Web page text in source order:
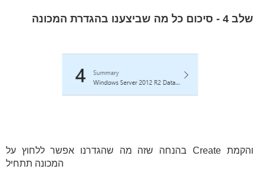
שלב 4 - סיכום כל מה שביצענו בהגדרת המכונה
בהנחה שזה מה שהגדרנו אפשר ללחוץ על Create והקמת
המכונה תתחיל